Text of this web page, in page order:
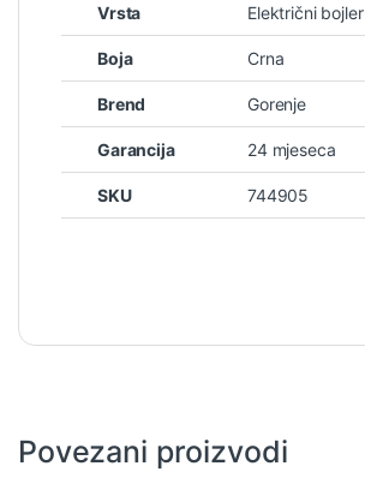
Vrsta Električni bojler
Boja Crna
Brend Gorenje
Garancija 24 mjeseca
SKU 744905
Povezani proizvodi